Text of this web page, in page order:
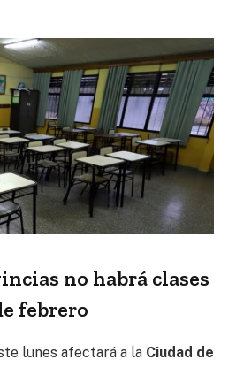
no habrá clases
febrero
lunes afectará a la Ciudad de